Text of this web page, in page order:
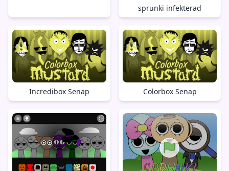
sprunki infekterad
Incredibox Senap Colorbox Senap